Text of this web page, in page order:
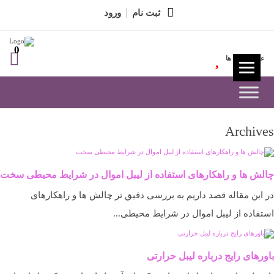
ثبت نام ورود
0
علاقه مندی ها
Archives
چالش ‌ها و راهکارهای استفاده از لیبل اموال در شرایط محیطی سخت
در این مقاله قصد داریم به بررسی دقیق ‌تر چالش ‌ها و راهکارهای
استفاده از لیبل اموال در شرایط محیطی...
باورهای رایج درباره لیبل حرارتی